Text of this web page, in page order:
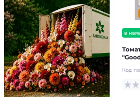
в
Код